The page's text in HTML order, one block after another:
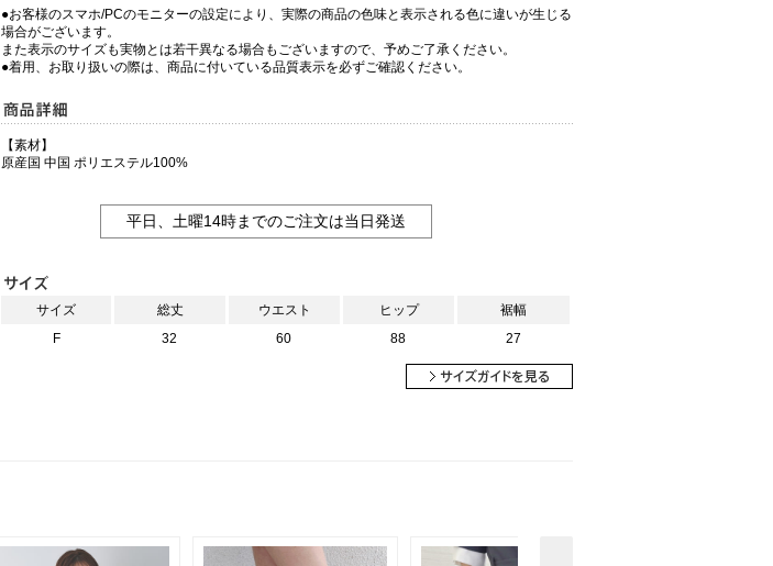
●お客様のスマホ/PCのモニターの設定により、実際の商品の色味と表示される色に違いが生じる
場合がございます。
また表示のサイズも実物とは若干異なる場合もございますので、予めご了承ください。
●着用、お取り扱いの際は、商品に付いている品質表示を必ずご確認ください。
【素材】
原産国 中国 ポリエステル100%
平日、土曜14時までのご注文は当日発送
サイズ 総丈 ウエスト ヒップ
裾幅
F
32 60 88 27